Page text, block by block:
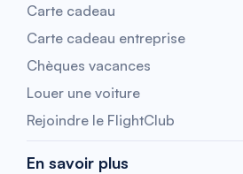
Carte cadeau
Carte cadeau entreprise
Chèques vacances
Louer une voiture
Rejoindre le FlightClub
En savoir plus